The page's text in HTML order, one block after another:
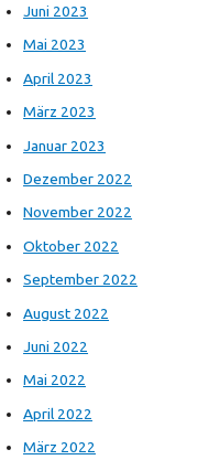
Juni 2023
Mai 2023
April 2023
März 2023
Januar 2023
Dezember 2022
November 2022
Oktober 2022
September 2022
August 2022
Juni 2022
Mai 2022
April 2022
März 2022